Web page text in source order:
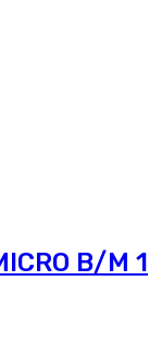
B/M 1